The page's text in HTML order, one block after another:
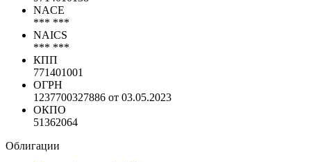
NACE
*** ***
NAICS
*** ***
КПП
771401001
ОГРН
1237700327886 от 03.05.2023
ОКПО
51362064
Облигации